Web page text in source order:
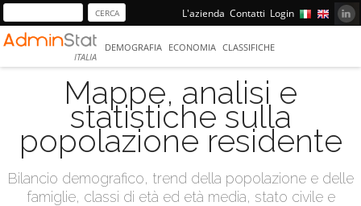
L'azienda Contatti Login
ITALIA
DEMOGRAFIA ECONOMIA CLASSIFICHE
Mappe, analisi e
statistiche sulla
popolazione residente
Bilancio demografico, trend della popolazione e delle
famiglie, classi di età ed età media, stato civile e